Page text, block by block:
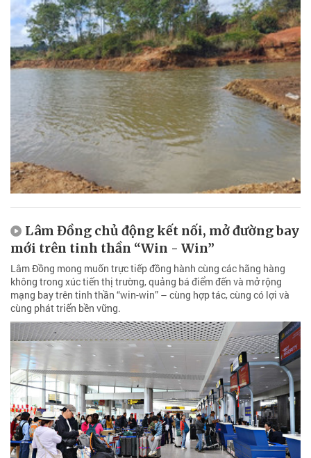
Lâm Đồng chủ động kết nối, mở đường bay
mới trên tinh thần “Win - Win”
Lâm Đồng mong muốn trực tiếp đồng hành cùng các hãng hàng
không trong xúc tiến thị trường, quảng bá điểm đến và mở rộng
mạng bay trên tinh thần “win-win” – cùng hợp tác, cùng có lợi và
cùng phát triển bền vững.